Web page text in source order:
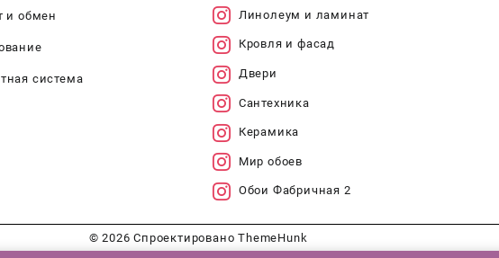
и обмен
система
Линолеум и ламинат
Кровля и фасад
Двери
Сантехника
Керамика
Мир обоев
Обои Фабричная 2
© 2026Спроектировано ThemeHunk